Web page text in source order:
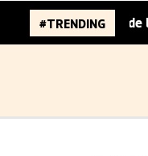
#TRENDING
de la